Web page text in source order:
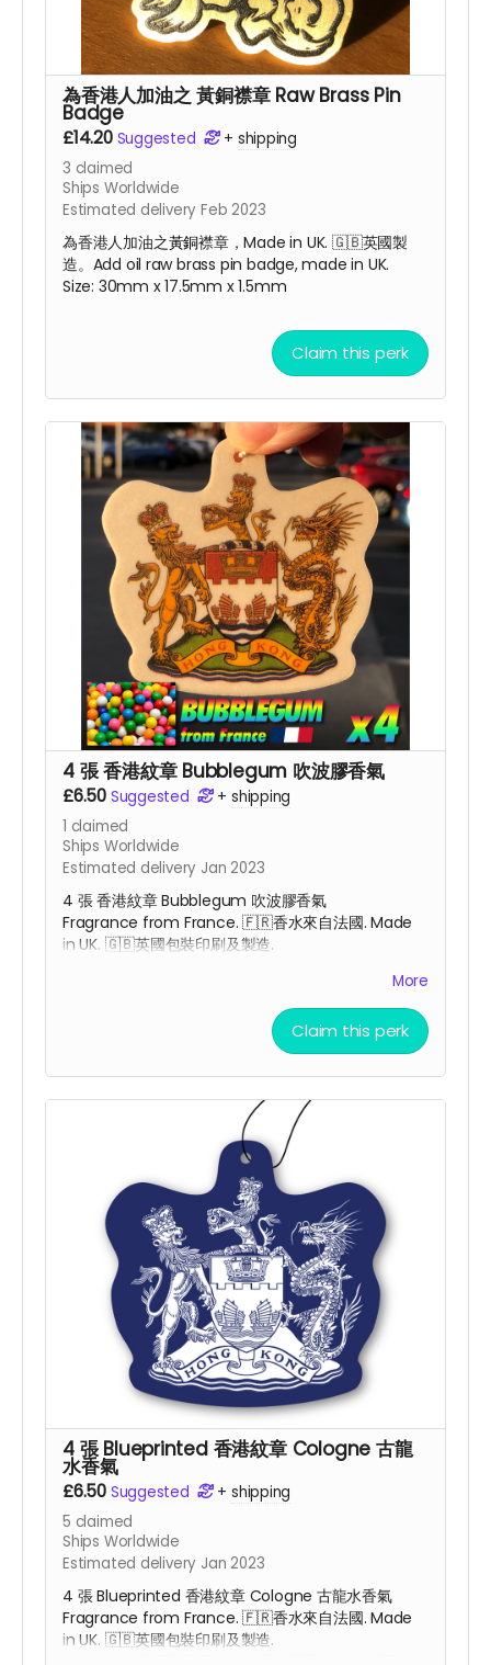
為香港人加油之 黃銅襟章 Raw Brass Pin
Badge
£14.20 Suggested + shipping
3 claimed
Ships Worldwide
Estimated delivery Feb 2023
為香港人加油之黃銅襟章，Made in UK. 🇬🇧英國製
造。Add oil raw brass pin badge, made in UK.
Size: 30mm x 17.5mm x 1.5mm
Claim this perk
4 張 香港紋章 Bubblegum 吹波膠香氣
£6.50 Suggested + shipping
1 claimed
Ships Worldwide
Estimated delivery Jan 2023
4 張 香港紋章 Bubblegum 吹波膠香氣
Fragrance from France.🇫🇷香水來自法國. Made
in UK. 🇬🇧英國包裝印刷及製造.
繩原產地來自杜拜，卡紙原產地來自瑞典，為配合全球
反獨裁，反中共的經濟大脫勾行動，本產品符合民主生
Car Air Freshener size : 80.0mm x 77.5mm
More
Claim this perk
4 張 Blueprinted 香港紋章 Cologne 古龍
水香氣
£6.50 Suggested + shipping
5 claimed
Ships Worldwide
Estimated delivery Jan 2023
4 張 Blueprinted 香港紋章 Cologne 古龍水香氣
Fragrance from France.🇫🇷香水來自法國. Made
in UK. 🇬🇧英國包裝印刷及製造.